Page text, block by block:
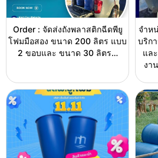
Order : จัดส่งถังพลาสติกฉีดพียู
โฟมมือสอง ขนาด 200 ลิตร แบบ
2 ขอบและ ขนาด 30 ลิตร…
จำห
บริก
แล
งา